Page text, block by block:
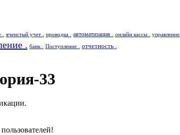
ячеистый учет . проводка . автоматизация . онлайн кассы . управление .
. банк . Поступление . отчетность .
33